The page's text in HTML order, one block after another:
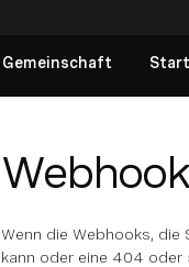
Gemeinschaft
Wenn die Webhooks, die
kann oder eine 404 oder